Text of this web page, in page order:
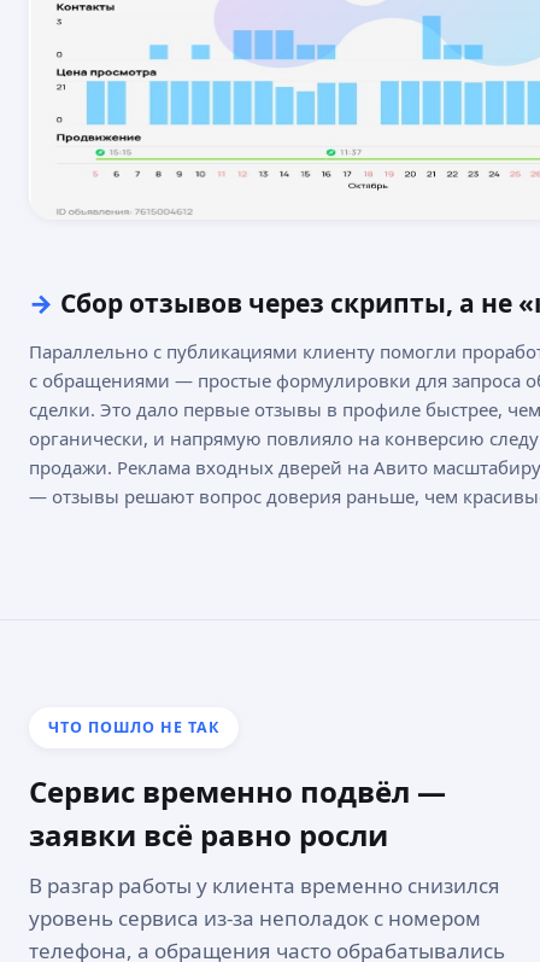
→ Сбор отзывов через скрипты, а не
Параллельно с публикациями клиенту помогли
с обращениями — простые формулировки для запроса
сделки. Это дало первые отзывы в профиле быстрее,
органически, и напрямую повлияло на конверсию
продажи. Реклама входных дверей на Авито
— отзывы решают вопрос доверия раньше, чем
ЧТО ПОШЛО НЕ ТАК
Сервис временно подвёл —
заявки всё равно росли
В разгар работы у клиента временно снизился
уровень сервиса из-за неполадок с номером
телефона, а обращения часто обрабатывались